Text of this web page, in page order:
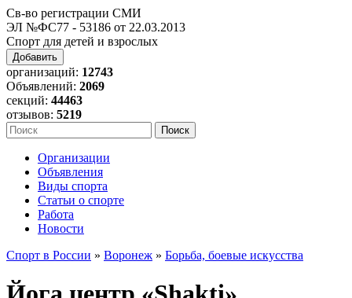
Св-во регистрации СМИ
ЭЛ №ФС77 - 53186 от 22.03.2013
Спорт для детей и взрослых
Добавить
организаций: 12743
Объявлений: 2069
секций: 44463
отзывов: 5219
Организации
Объявления
Виды спорта
Статьи о спорте
Работа
Новости
Спорт в России » Воронеж » Борьба, боевые искусства